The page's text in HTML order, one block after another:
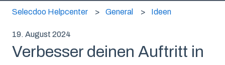
Selecdoo Helpcenter General Ideen
19. August 2024
Verbesser deinen Auftritt in